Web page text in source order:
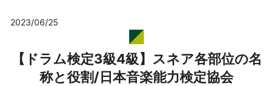
2023/06/25
【ドラム検定3級4級】スネア各部位の名
称と役割/日本音楽能力検定協会